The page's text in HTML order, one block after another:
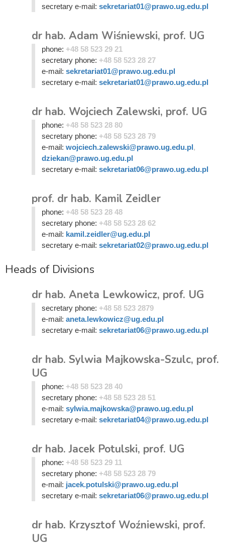
secretary e-mail: sekretariat01@prawo.ug.edu.pl
dr hab. Adam Wiśniewski, prof. UG
phone: +48 58 523 29 21
secretary phone: +48 58 523 28 27
e-mail: sekretariat01@prawo.ug.edu.pl
secretary e-mail: sekretariat01@prawo.ug.edu.pl
dr hab. Wojciech Zalewski, prof. UG
phone: +48 58 523 28 80
secretary phone: +48 58 523 28 79
e-mail: wojciech.zalewski@prawo.ug.edu.pl,
dziekan@prawo.ug.edu.pl
secretary e-mail: sekretariat06@prawo.ug.edu.pl
prof. dr hab. Kamil Zeidler
phone: +48 58 523 28 48
secretary phone: +48 58 523 28 62
e-mail: kamil.zeidler@ug.edu.pl
secretary e-mail: sekretariat02@prawo.ug.edu.pl
Heads of Divisions
dr hab. Aneta Lewkowicz, prof. UG
secretary phone: +48 58 523 2879
e-mail: aneta.lewkowicz@ug.edu.pl
secretary e-mail: sekretariat06@prawo.ug.edu.pl
dr hab. Sylwia Majkowska-Szulc, prof.
UG
phone: +48 58 523 28 40
secretary phone: +48 58 523 28 51
e-mail: sylwia.majkowska@prawo.ug.edu.pl
secretary e-mail: sekretariat04@prawo.ug.edu.pl
dr hab. Jacek Potulski, prof. UG
phone: +48 58 523 29 11
secretary phone: +48 58 523 28 79
e-mail: jacek.potulski@prawo.ug.edu.pl
secretary e-mail: sekretariat06@prawo.ug.edu.pl
dr hab. Krzysztof Woźniewski, prof.
UG